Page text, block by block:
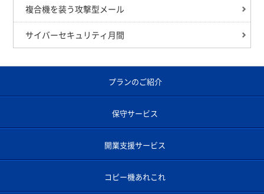
複合機を装う攻撃型メール
サイバーセキュリティ月間
プランのご紹介
保守サービス
開業支援サービス
コピー機あれこれ